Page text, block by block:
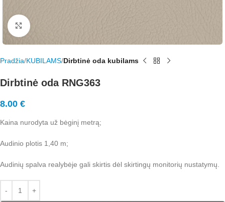
Rodyti nuotrauką visame ekrane
Pradžia KUBILAMS Dirbtinė oda kubilams
Dirbtinė oda RNG363
8.00 €
Kaina nurodyta už bėginį metrą;
Audinio plotis 1,40 m;
Audinių spalva realybėje gali skirtis dėl skirtingų monitorių nustatymų.